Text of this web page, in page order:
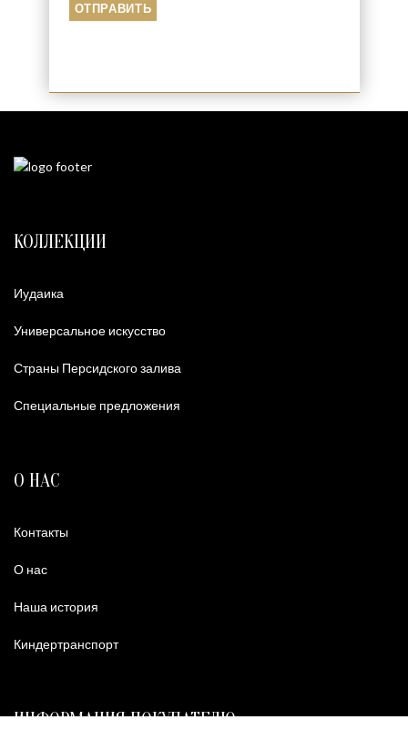
КОЛЛЕКЦИИ
Иудаика
Универсальное искусство
Страны Персидского залива
Специальные предложения
О НАС
Контакты
О нас
Наша история
Киндертранспорт
ИНФОРМАЦИЯ ПОКУПАТЕЛЮ